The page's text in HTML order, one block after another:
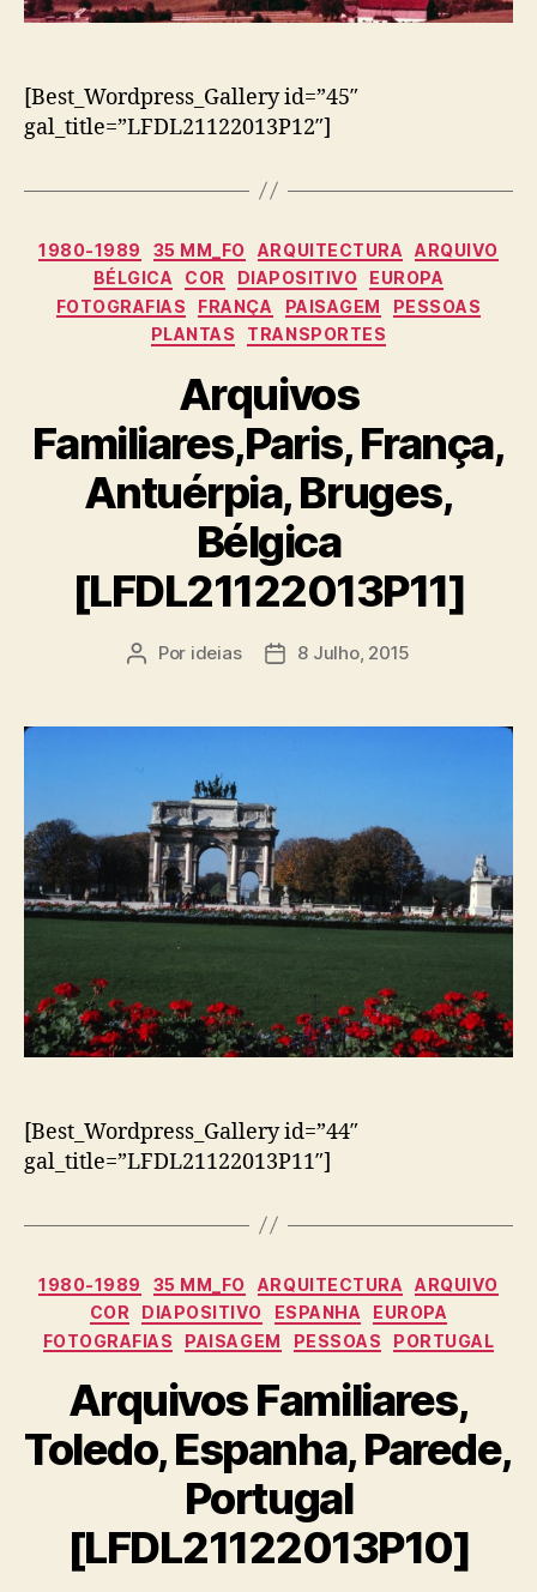
[Best_Wordpress_Gallery id=”45″
gal_title=”LFDL21122013P12″]
Categorias
1980-1989 35 MM_FO ARQUITECTURA
ARQUIVO
BÉLGICA
COR DIAPOSITIVO
EUROPA
FOTOGRAFIAS
FRANÇA PAISAGEM
PESSOAS
PLANTAS
TRANSPORTES
Arquivos
Familiares,Paris, França,
Antuérpia, Bruges,
Bélgica
[LFDL21122013P11]
Autor
Por ideias
Data8 Julho, 2015
[Best_Wordpress_Gallery id=”44″
gal_title=”LFDL21122013P11″]
Categorias
1980-1989 35 MM_FO ARQUITECTURA
ARQUIVO
COR
DIAPOSITIVO ESPANHA
EUROPA
FOTOGRAFIAS
PAISAGEM PESSOAS PORTUGAL
Arquivos Familiares,
Toledo, Espanha, Parede,
Portugal
[LFDL21122013P10]